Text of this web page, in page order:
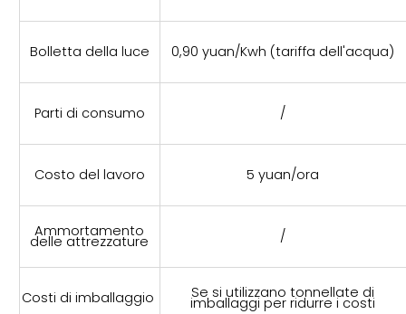
Bolletta della luce 0,90 yuan/Kwh (tariffa dell'acqua)
Parti di consumo /
Costo del lavoro 5 yuan/ora
Ammortamento
delle attrezzature /
Costi di imballaggio Se si utilizzano tonnellate di
imballaggi per ridurre i costi